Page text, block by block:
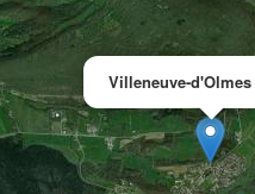
Villeneuve-d'Olmes